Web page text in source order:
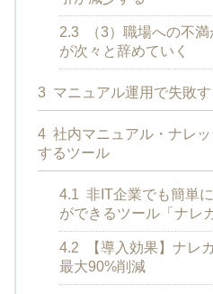
2.3
（3）職場への不
が次々と辞めていく
3 マニュアル運用で失敗
4 社内マニュアル・ナレ
するツール
4.1 非IT企業でも簡単
ができるツール「ナレ
4.2
【導入効果】ナレ
最大90%削減